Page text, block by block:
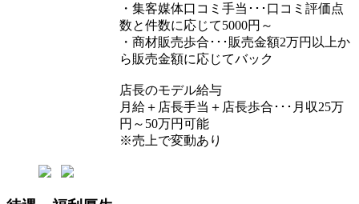
・集客媒体口コミ手当･･･口コミ評価点
数と件数に応じて5000円～
・商材販売歩合･･･販売金額2万円以上か
ら販売金額に応じてバック
店長のモデル給与
月給＋店長手当＋店長歩合･･･月収25万
円～50万円可能
※売上で変動あり